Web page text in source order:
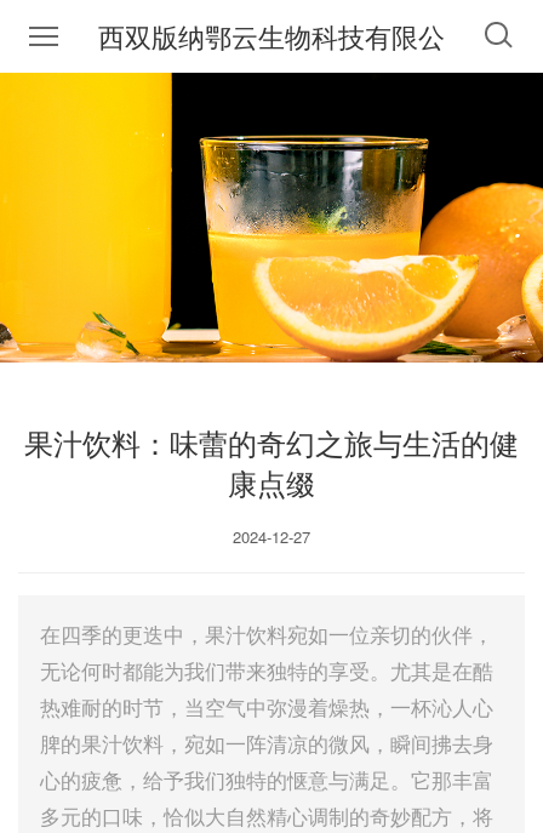
西双版纳鄂云生物科技有限公
果汁饮料：味蕾的奇幻之旅与生活的健
康点缀
2024-12-27
在四季的更迭中，果汁饮料宛如一位亲切的伙伴，
无论何时都能为我们带来独特的享受。尤其是在酷
热难耐的时节，当空气中弥漫着燥热，一杯沁人心
脾的果汁饮料，宛如一阵清凉的微风，瞬间拂去身
心的疲惫，给予我们独特的惬意与满足。它那丰富
多元的口味，恰似大自然精心调制的奇妙配方，将